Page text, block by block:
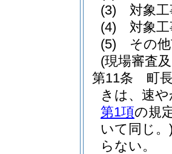
(3)
対象
(4)
対象
(5)
その
(現場審査
第11条
町
きは、速
第1項の規
いて同じ。
らない。